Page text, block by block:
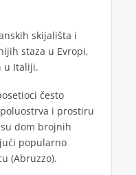
skijališta i
staza u Evropi,
u Italiji.
često
i prostiru
dom brojnih
popularno
(Abruzzo).